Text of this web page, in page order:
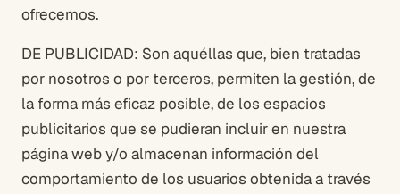
ofrecemos.
DE PUBLICIDAD: Son aquéllas que, bien tratadas
por nosotros o por terceros, permiten la gestión, de
la forma más eficaz posible, de los espacios
publicitarios que se pudieran incluir en nuestra
página web y/o almacenan información del
comportamiento de los usuarios obtenida a través